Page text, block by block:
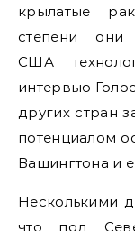
крылатые
степени
США
интервью
других стран
потенциалом
Вашингтона и
Несколькими
что под